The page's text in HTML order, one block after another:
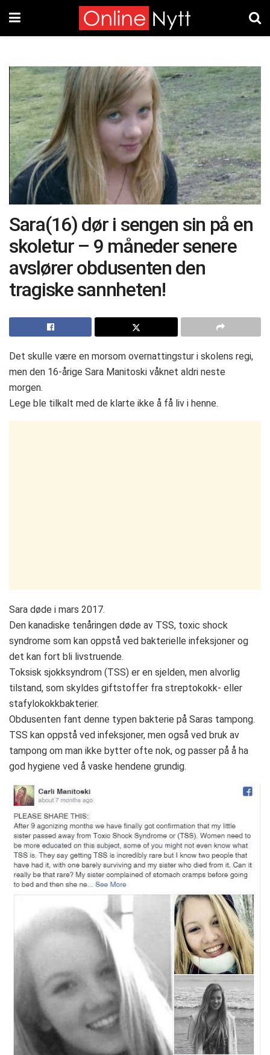
Sara(16) dør i sengen sin på en
skoletur – 9 måneder senere
avslører obdusenten den
tragiske sannheten!
Det skulle være en morsom overnattingstur i skolens regi,
men den 16-årige Sara Manitoski våknet aldri neste
morgen.
Lege ble tilkalt med de klarte ikke å få liv i henne.
Sara døde i mars 2017.
Den kanadiske tenåringen døde av TSS, toxic shock
syndrome som kan oppstå ved bakterielle infeksjoner og
det kan fort bli livstruende.
Toksisk sjokksyndrom (TSS) er en sjelden, men alvorlig
tilstand, som skyldes giftstoffer fra streptokokk- eller
stafylokokkbakterier.
Obdusenten fant denne typen bakterie på Saras tampong.
TSS kan oppstå ved infeksjoner, men også ved bruk av
tampong om man ikke bytter ofte nok, og passer på å ha
god hygiene ved å vaske hendene grundig.